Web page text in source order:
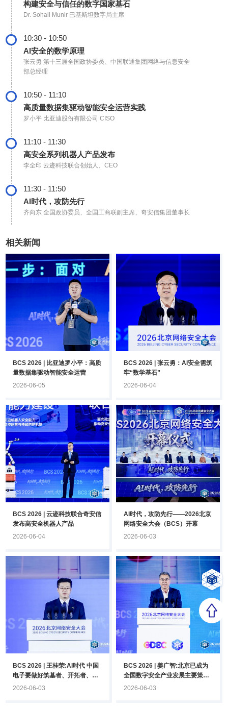
构建安全与信任的数字国家基石
Dr. Sohail Munir巴基斯坦数字局主席
10:30 - 10:50
AI安全的数学原理
张云勇 第十三届全国政协委员、中国联通集团网络与信息安全
部总经理
10:50 - 11:10
高质量数据集驱动智能安全运营实践
罗小平比亚迪股份有限公司 CISO
11:10 - 11:30
高安全系列机器人产品发布
李全印 云迹科技联合创始人、CEO
11:30 - 11:50
AI时代，攻防先行
齐向东全国政协委员、全国工商联副主席、奇安信集团董事长
相关新闻
BCS 2026 | 比亚迪罗小平：高质
量数据集驱动智能安全运营
2026-06-05
BCS 2026 | 张云勇：AI安全需筑
牢“数学基石”
2026-06-04
BCS 2026 | 云迹科技联合奇安信
发布高安全机器人产品
2026-06-04
AI时代，攻防先行——2026北京
网络安全大会（BCS）开幕
2026-06-03
BCS 2026 | 王桂荣:AI时代 中国
电子要做好筑基者、开拓者、守
护者
2026-06-03
BCS 2026 | 姜广智:北京已成为
全国数字安全产业发展主要策源
地
2026-06-03